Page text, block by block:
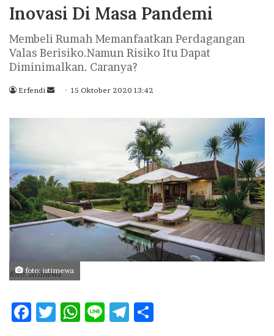
Inovasi Di Masa Pandemi
Membeli Rumah Memanfaatkan Perdagangan
Valas Berisiko.Namun Risiko Itu Dapat
Diminimalkan. Caranya?
Erfendi
n
n
e
m
a
i
15 Oktober 2020 13:42
foto: istimewa
foto: istimewa
F
T
W Li T